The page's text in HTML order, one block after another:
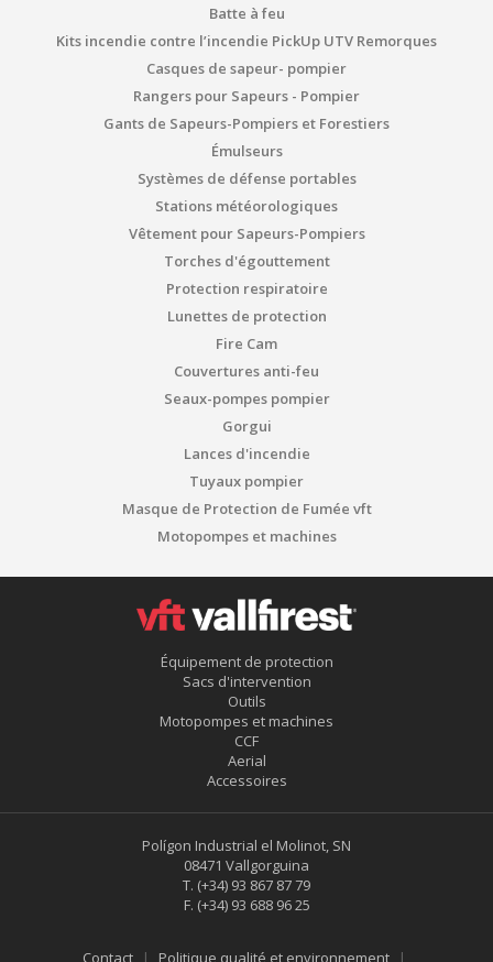
Batte à feu
Kits incendie contre l’incendie PickUp UTV Remorques
Casques de sapeur- pompier
Rangers pour Sapeurs - Pompier
Gants de Sapeurs-Pompiers et Forestiers
Émulseurs
Systèmes de défense portables
Stations météorologiques
Vêtement pour Sapeurs-Pompiers
Torches d'égouttement
Protection respiratoire
Lunettes de protection
Fire Cam
Couvertures anti-feu
Seaux-pompes pompier
Gorgui
Lances d'incendie
Tuyaux pompier
Masque de Protection de Fumée vft
Motopompes et machines
Équipement de protection
Sacs d'intervention
Outils
Motopompes et machines
CCF
Aerial
Accessoires
Polígon Industrial el Molinot, SN
08471 Vallgorguina
T. (+34) 93 867 87 79
F. (+34) 93 688 96 25
Contact Politique qualité et environnement